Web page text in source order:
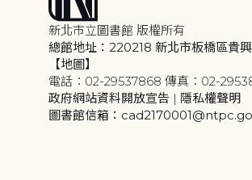
新北市立圖書館 版權所有
總館地址：220218 新北市板橋區貴
【地圖】
電話：02-29537868 傳真：02-
政府網站資料開放宣告 | 隱私權聲明
圖書館信箱：